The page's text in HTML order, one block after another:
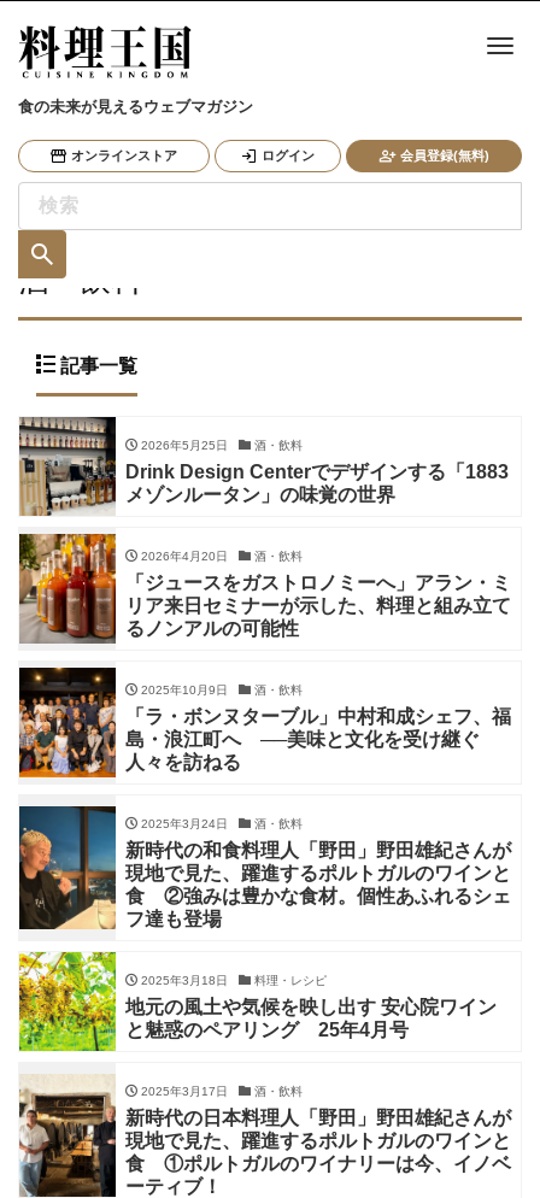
食の未来が見えるウェブマガジン
オンラインストア ログイン 会員登録(無料)
ナ
酒・飲料
記事一覧
2026年5月25日 酒・飲料
Drink Design Centerでデザインする「1883
メゾンルータン」の味覚の世界
2026年4月20日 酒・飲料
「ジュースをガストロノミーへ」アラン・ミ
リア来日セミナーが示した、料理と組み立て
るノンアルの可能性
2025年10月9日 酒・飲料
「ラ・ボンヌターブル」中村和成シェフ、福
島・浪江町へ ──美味と文化を受け継ぐ
人々を訪ねる
2025年3月24日 酒・飲料
新時代の和食料理人「野田」野田雄紀さんが
現地で見た、躍進するポルトガルのワインと
食 ②強みは豊かな食材。個性あふれるシェ
フ達も登場
2025年3月18日 料理・レシピ
地元の風土や気候を映し出す 安心院ワイン
と魅惑のペアリング 25年4月号
2025年3月17日 酒・飲料
新時代の日本料理人「野田」野田雄紀さんが
現地で見た、躍進するポルトガルのワインと
食 ①ポルトガルのワイナリーは今、イノベ
ーティブ！